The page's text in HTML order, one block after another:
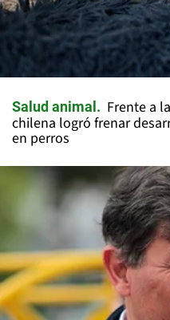
Salud animal
Frente a
chilena logró frenar
en perros